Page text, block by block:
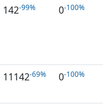
142-99% 0-100%
11142-69% 0-100%